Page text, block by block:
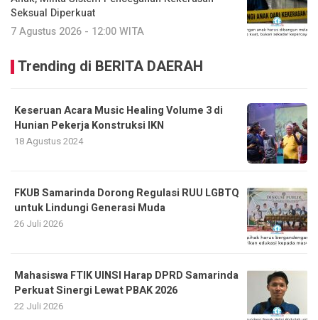
Seksual Diperkuat
7 Agustus 2026 - 12:00 WITA
Trending di BERITA DAERAH
Keseruan Acara Music Healing Volume 3 di
Hunian Pekerja Konstruksi IKN
18 Agustus 2024
FKUB Samarinda Dorong Regulasi RUU LGBTQ
untuk Lindungi Generasi Muda
26 Juli 2026
Mahasiswa FTIK UINSI Harap DPRD Samarinda
Perkuat Sinergi Lewat PBAK 2026
22 Juli 2026